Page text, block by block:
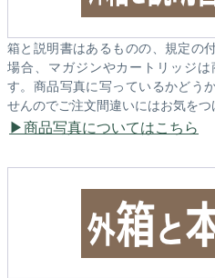
箱と説明書はあるものの、規定の
場合、マガジンやカートリッジ
す。商品写真に写っているかどう
せんのでご注文間違いにはお気をつ
商品写真についてはこちら